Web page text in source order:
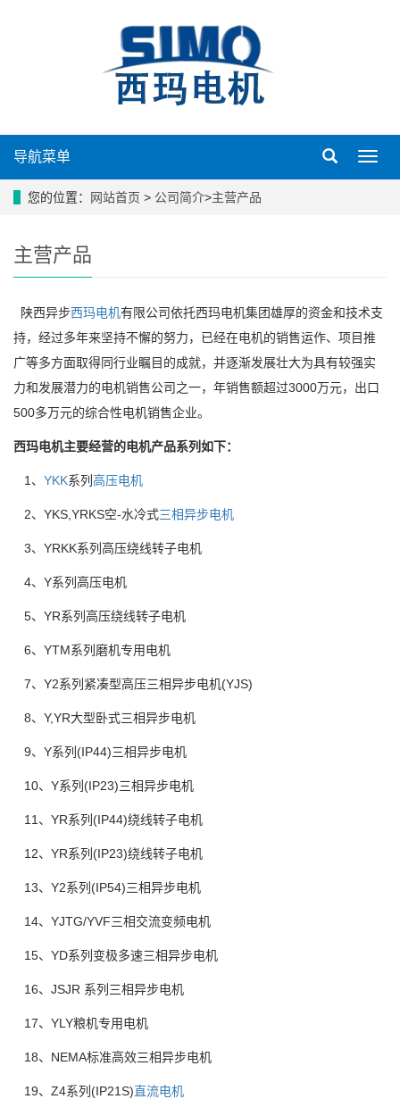
导
导航菜单
您的位置： 网站首页 > 公司简介>主营产品
主营产品
陕西异步西玛电机有限公司依托西玛电机集团雄厚的资金和技术支
持，经过多年来坚持不懈的努力，已经在电机的销售运作、项目推
广等多方面取得同行业瞩目的成就，并逐渐发展壮大为具有较强实
力和发展潜力的电机销售公司之一，年销售额超过3000万元，出口
500多万元的综合性电机销售企业。
西玛电机主要经营的电机产品系列如下：
1、 YKK系列 高压电机
2、YKS,YRKS空-水冷式三相异步电机
3、YRKK系列高压绕线转子电机
4、Y系列高压电机
5、YR系列高压绕线转子电机
6、YTM系列磨机专用电机
7、Y2系列紧凑型高压三相异步电机(YJS)
8、Y,YR大型卧式三相异步电机
9、Y系列(IP44)三相异步电机
10、Y系列(IP23)三相异步电机
11、YR系列(IP44)绕线转子电机
12、YR系列(IP23)绕线转子电机
13、Y2系列(IP54)三相异步电机
14、YJTG/YVF三相交流变频电机
15、YD系列变极多速三相异步电机
16、JSJR 系列三相异步电机
17、YLY粮机专用电机
18、NEMA标准高效三相异步电机
19、Z4系列(IP21S)直流电机